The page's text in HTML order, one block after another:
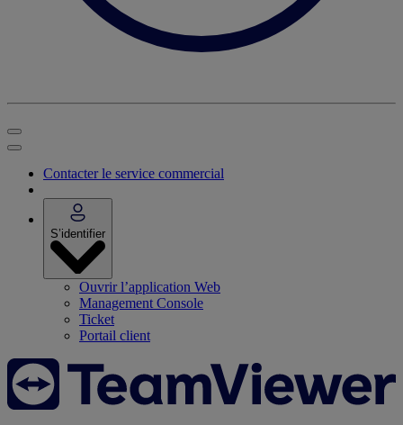
Contacter le service commercial
S’identifier
Ouvrir l’application Web
Management Console
Ticket
Portail client